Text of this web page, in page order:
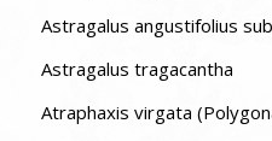
Astragalus angustifolius
Astragalus tragacantha
Atraphaxis virgata